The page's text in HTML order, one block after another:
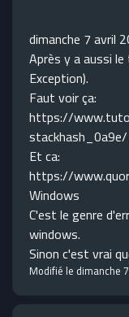
dimanche 7 avril
Après y a aussi
Exception).
Faut voir ça:
https://
stackhash_0a9e/
Et ca:
https://
Windows
C'est le genre
windows.
Sinon c'est vrai
Modifié le dimanche